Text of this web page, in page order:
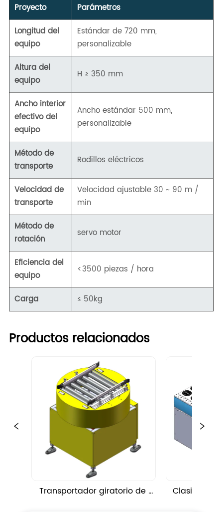
Proyecto
Parámetros
Longitud del
equipo
Estándar de 720 mm,
personalizable
Altura del
equipo
H ≥ 350 mm
Ancho interior
efectivo del
equipo
Ancho estándar 500 mm,
personalizable
Método de
transporte
Rodillos eléctricos
Velocidad de
transporte
Velocidad ajustable 30 ~ 90 m /
min
Método de
rotación
servo motor
Eficiencia del
equipo
<3500 piezas / hora
Carga ≤ 50kg
Productos relacionados
Transportador giratorio de